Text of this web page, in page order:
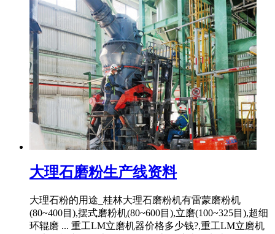
大理石磨粉生产线资料
大理石粉的用途_桂林大理石磨粉机有雷蒙磨粉机
(80~400目),摆式磨粉机(80~600目),立磨(100~325目),超细
环辊磨 ... 重工LM立磨机器价格多少钱?,重工LM立磨机